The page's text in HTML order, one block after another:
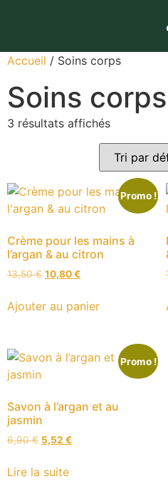
Accueil / Soins corps
Soins corps
3 résultats affichés
Promo !
Crème pour les mains à
l’argan & au citron
13,50€ 10,80€
Ajouter au panier
Promo !
Savon à l’argan et au
jasmin
6,90€ 5,52 €
Lire la suite